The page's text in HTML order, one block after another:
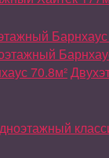
Барнхаус
70.8м²